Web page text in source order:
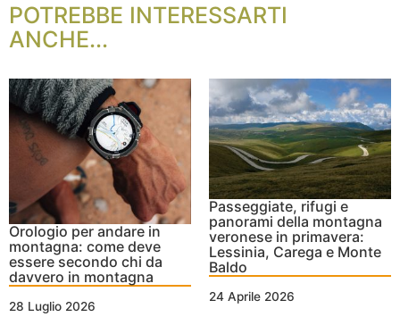
POTREBBE INTERESSARTI
ANCHE...
Orologio per andare in
montagna: come deve
essere secondo chi da
davvero in montagna
28 Luglio 2026
Passeggiate, rifugi e
panorami della montagna
veronese in primavera:
Lessinia, Carega e Monte
Baldo
24 Aprile 2026